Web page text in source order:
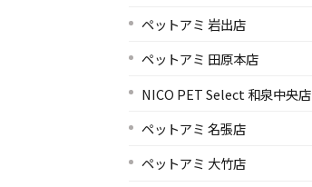
ペットアミ 岩出店
ペットアミ 田原本店
NICO PET Select 和泉中央店
ペットアミ 名張店
ペットアミ 大竹店